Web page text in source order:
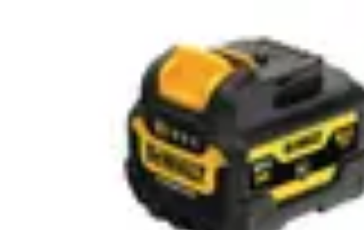
Projets Nouvelle Vie